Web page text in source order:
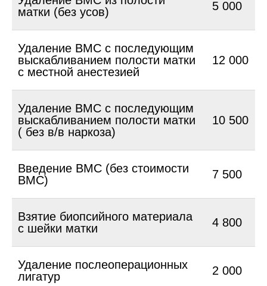
матки (без усов)
5 000
Удаление ВМС с последующим
выскабливанием полости матки
с местной анестезией
12 000
Удаление ВМС с последующим
выскабливанием полости матки
( без в/в наркоза)
10 500
Введение ВМС (без стоимости
ВМС)
7 500
Взятие биопсийного материала
с шейки матки
4 800
Удаление послеоперационных
лигатур
2 000